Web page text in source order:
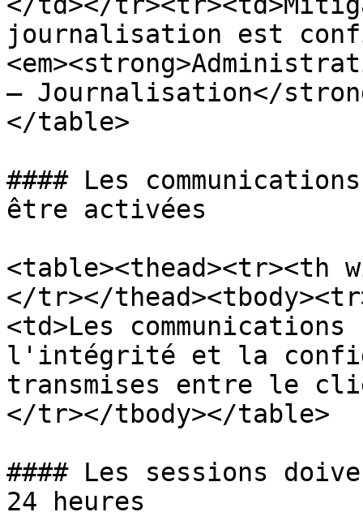
journalisation est
– Journalisation</
</table>
#### Les
être activées
<table><thead><tr><th
</tr></
<td>Les
l'intégrité et la
transmises entre le
</tr></tbody></table>
#### Les sessions
24 heures